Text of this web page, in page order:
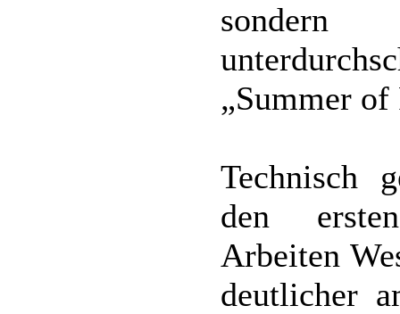
„Summer of
Technisch
den
Arbeiten
deutlicher